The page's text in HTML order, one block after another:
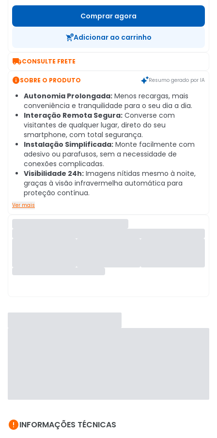
Comprar agora
Adicionar ao carrinho
CONSULTE FRETE
SOBRE O PRODUTO Resumo gerado por IA
Autonomia Prolongada: Menos recargas, mais
conveniência e tranquilidade para o seu dia a dia.
Interação Remota Segura: Converse com
visitantes de qualquer lugar, direto do seu
smartphone, com total segurança.
Instalação Simplificada: Monte facilmente com
adesivo ou parafusos, sem a necessidade de
conexões complicadas.
Visibilidade 24h: Imagens nítidas mesmo à noite,
graças à visão infravermelha automática para
proteção contínua.
Ver mais
INFORMAÇÕES TÉCNICAS